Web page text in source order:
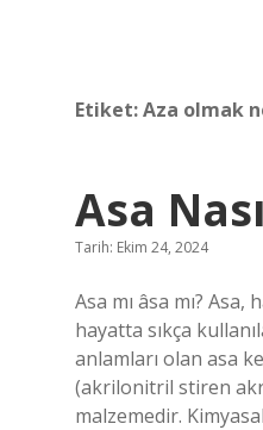
Etiket:Aza olmak
Asa
Tarih: Ekim 24, 2024
Asa mı âsa mı?
hayatta sıkça
anlamları olan asa
(akrilonitril stiren
malzemedir.